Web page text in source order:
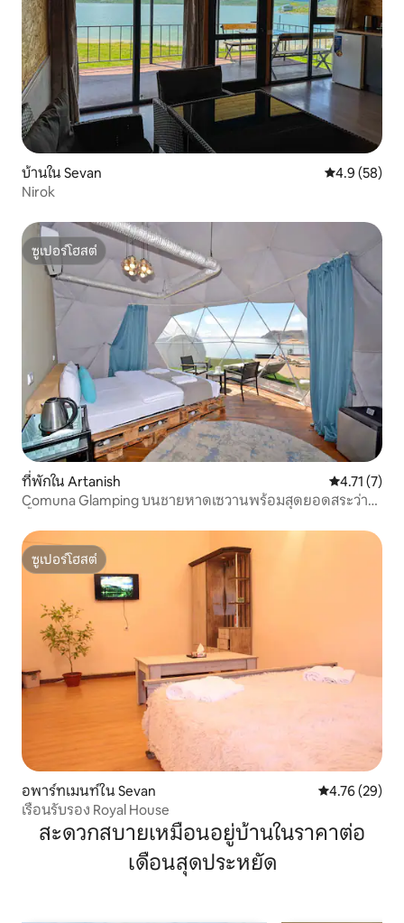
บ้านใน Sevan คะแนนเฉลี่ย
4.9 (58)
Nirok
ซูเปอร์โฮสต์
ซูเปอร์โฮสต์
ที่พักใน Artanish คะแนนเฉลี่ย
4.71 (7)
Comuna Glamping บนชายหาดเซวานพร้อมสุดยอดสระว่าย
ซูเปอร์โฮสต์
ซูเปอร์โฮสต์
อพาร์ทเมนท์ใน Sevan คะแนนเฉลี่ย
4.76 (29)
เรือนรับรอง Royal House
สะดวกสบายเหมือนอยู่บ้านในราคาต่อ
เดือนสุดประหยัด